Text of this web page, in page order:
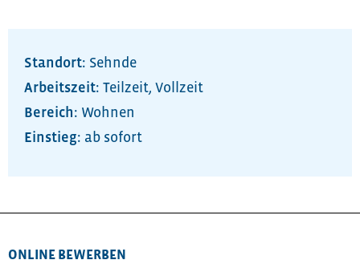
Standort: Sehnde
Arbeitszeit: Teilzeit, Vollzeit
Bereich: Wohnen
ab sofort
ONLINE BEWERBEN